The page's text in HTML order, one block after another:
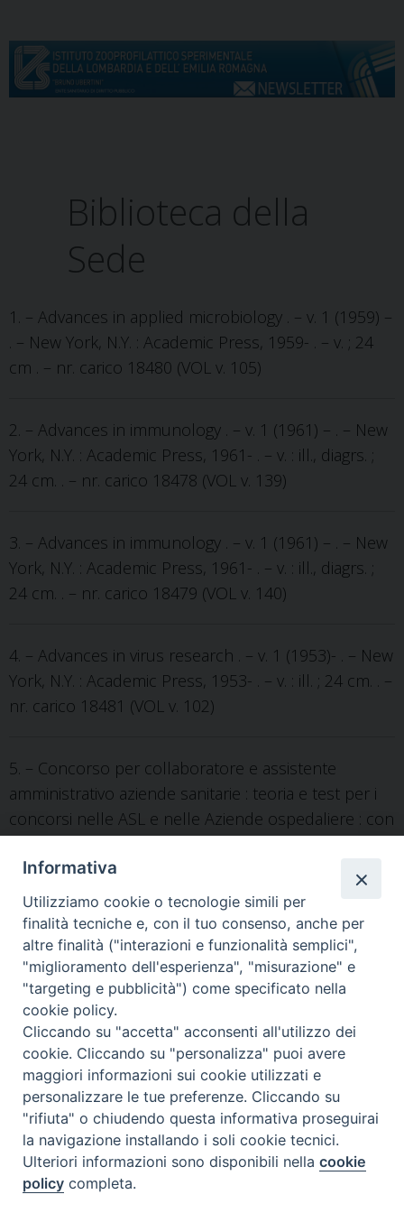
Biblioteca della
Sede
1. – Advances in applied microbiology . – v. 1 (1959) –
. – New York, N.Y. : Academic Press, 1959- . – v. ; 24
cm . – nr. carico 18480 (VOL v. 105)
2. – Advances in immunology . – v. 1 (1961) – . – New
York, N.Y. : Academic Press, 1961- . – v. : ill., diagrs. ;
24 cm. . – nr. carico 18478 (VOL v. 139)
3. – Advances in immunology . – v. 1 (1961) – . – New
York, N.Y. : Academic Press, 1961- . – v. : ill., diagrs. ;
24 cm. . – nr. carico 18479 (VOL v. 140)
4. – Advances in virus research . – v. 1 (1953)- . – New
York, N.Y. : Academic Press, 1953- . – v. : ill. ; 24 cm. . –
nr. carico 18481 (VOL v. 102)
5. – Concorso per collaboratore e assistente
amministrativo aziende sanitarie : teoria e test per i
concorsi nelle ASL e nelle Aziende ospedaliere : con
raccolta normativa di legislazione nazionale e
regionale . – LAST ED. [ricevuta 1. ed] . – Napoli :
Edises, 2018 . – xxxi, 754 p. : ill. ; 24 cm . –
(Professioni & Concorsi) . – nr. carico 18482
6. – Microbiology of atypical environment / edited by
Volker Gurtler, Jack T. Trevors . – 1st ed . –
Amsterdam : Elsevier Academic Press, c2018 . – xix,
417 p. : ill. ; 25 cm . – (Methods in microbiology ; v.
45) . – nr. carico 18477
Informativa
Utilizziamo cookie o tecnologie simili per
finalità tecniche e, con il tuo consenso, anche per
altre finalità ("interazioni e funzionalità semplici",
"miglioramento dell'esperienza", "misurazione" e
"targeting e pubblicità") come specificato nella
cookie policy.
Cliccando su "accetta" acconsenti all'utilizzo dei
cookie. Cliccando su "personalizza" puoi avere
maggiori informazioni sui cookie utilizzati e
personalizzare le tue preferenze. Cliccando su
"rifiuta" o chiudendo questa informativa proseguirai
la navigazione installando i soli cookie tecnici.
Ulteriori informazioni sono disponibili nellacookie
policy completa.